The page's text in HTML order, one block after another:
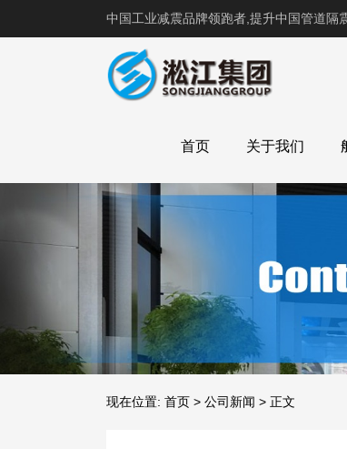
中国工业减震品牌领跑者,提升中国管道隔
首页 关于我们
现在位置: 首页 > 公司新闻 > 正文